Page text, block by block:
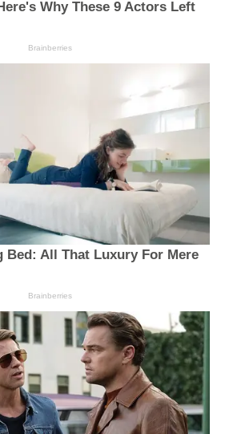
Why These 9 Actors Left
Brainberries
Bed: All That Luxury For Mere
Brainberries